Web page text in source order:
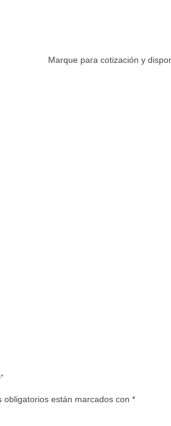
Marque para cotización y
obligatorios están marcados con *